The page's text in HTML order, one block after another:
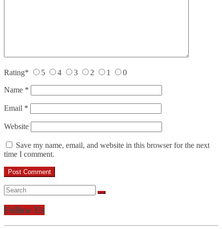
Rating* 5 4 3 2 1 0
Name *
Email *
Website
Save my name, email, and website in this browser for the next
time I comment.
Follow Us